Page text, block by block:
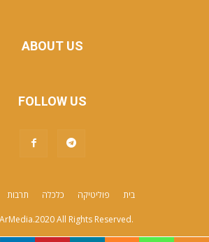
ABOUT US
FOLLOW US
תרבות כלכלה פוליטיקה בית
All Rights Reserved.